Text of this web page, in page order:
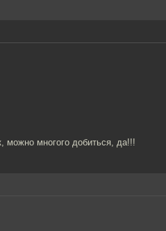
можно многого добиться, да!!!